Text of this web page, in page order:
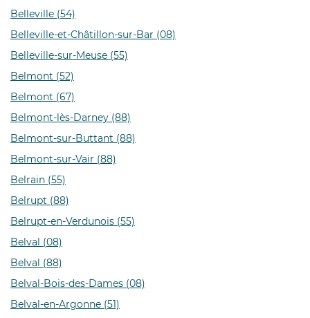
Belleville (54)
Belleville-et-Châtillon-sur-Bar (08)
Belleville-sur-Meuse (55)
Belmont (52)
Belmont (67)
Belmont-lès-Darney (88)
Belmont-sur-Buttant (88)
Belmont-sur-Vair (88)
Belrain (55)
Belrupt (88)
Belrupt-en-Verdunois (55)
Belval (08)
Belval (88)
Belval-Bois-des-Dames (08)
Belval-en-Argonne (51)